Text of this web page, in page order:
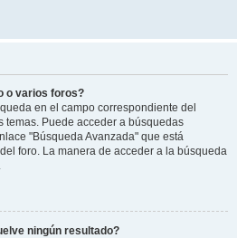
o varios foros?
en el campo correspondiente del
temas. Puede acceder a búsquedas
"Búsqueda Avanzada" que está
foro. La manera de acceder a la búsqueda
ningún resultado?